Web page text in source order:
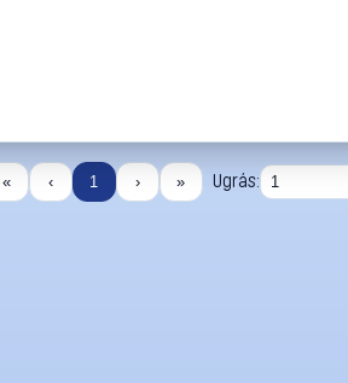
« ‹ 1 › » Ugrás: